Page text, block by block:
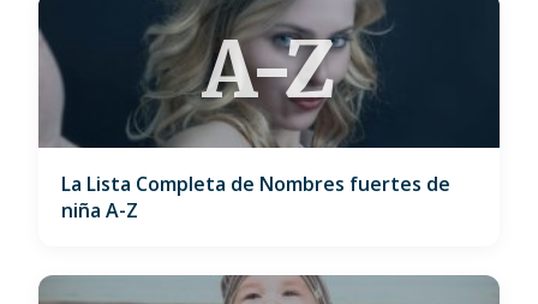
A-Z
La Lista Completa de Nombres fuertes de
niña A-Z